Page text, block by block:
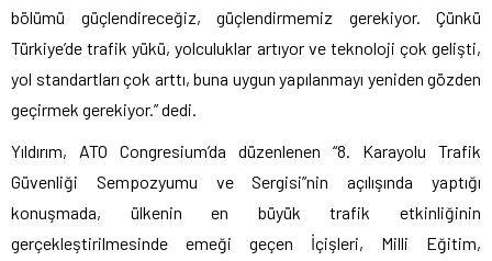
bölümü güçlendireceğiz, güçlendirmemiz gerekiyor. Çünkü
Türkiye’de trafik yükü, yolculuklar artıyor ve teknoloji çok gelişti,
yol standartları çok arttı, buna uygun yapılanmayı yeniden gözden
geçirmek gerekiyor.” dedi.
Yıldırım, ATO Congresium’da düzenlenen “8. Karayolu Trafik
Güvenliği Sempozyumu ve Sergisi”nin açılışında yaptığı
konuşmada, ülkenin en büyük trafik etkinliğinin
gerçekleştirilmesinde emeği geçen İçişleri, Milli Eğitim,